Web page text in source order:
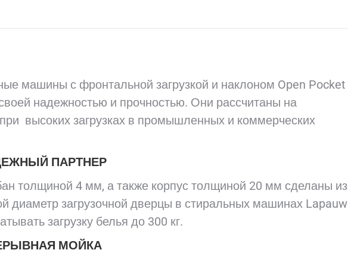
машины с фронтальной загрузкой и наклоном Open Pocket
надежностью и прочностью. Они рассчитаны на
высоких загрузках в промышленных и коммерческих
ПАРТНЕР
толщиной 4 мм, а также корпус толщиной 20 мм сделаны из
диаметр загрузочной дверцы в стиральных машинах Lapauw
загрузку белья до 300 кг.
МОЙКА